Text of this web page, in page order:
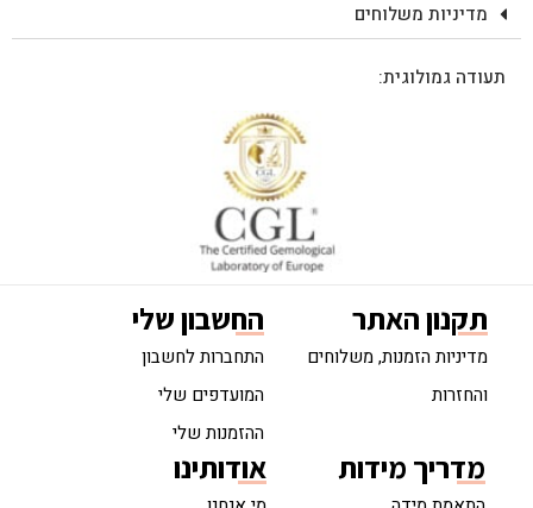
מדיניות משלוחים
תעודה גמולוגית:
תקנון האתר
מדיניות הזמנות, משלוחים
והחזרות
החשבון שלי
התחברות לחשבון
המועדפים שלי
ההזמנות שלי
מדריך מידות אודותינו